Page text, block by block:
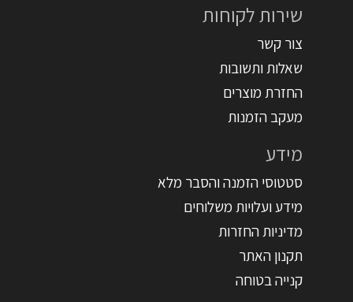
שירות לקוחות
צור קשר
שאלות ותשובות
החזרת מוצרים
מעקב הזמנות
מידע
סטטוסי הזמנה והסבר מלא
מידע ועלויות משלוחים
מדיניות החזרות
תקנון האתר
קנייה בטוחה